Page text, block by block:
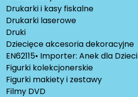
Drukarki i kasy fiskalne
Drukarki laserowe
Druki
Dziecięce akcesoria dekoracyjne
EN62115• Importer: Anek dla Dzieci
Figurki kolekcjonerskie
Figurki makiety i zestawy
Filmy DVD